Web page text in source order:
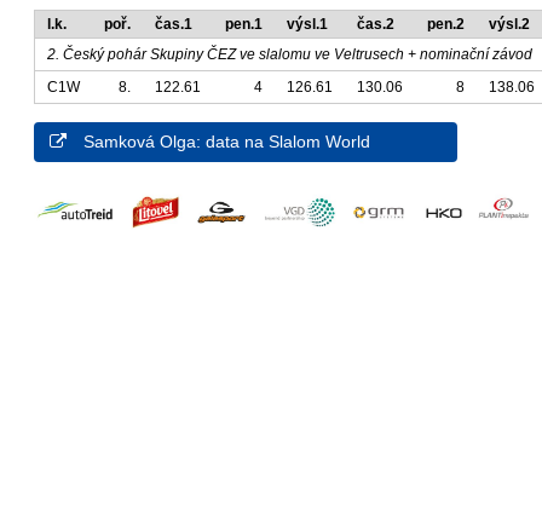
l.k. poř. čas.1 pen.1 výsl.1 čas.2 pen.2
výsl.2
2. Český pohár Skupiny ČEZ ve slalomu ve Veltrusech + nominační závod
C1W
8. 122.61 4 126.61 130.06 8 138.06
Samková Olga: data na Slalom World